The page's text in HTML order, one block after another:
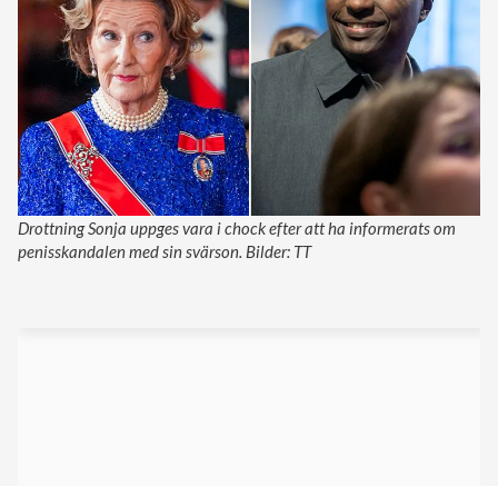
Drottning Sonja uppges vara i chock efter att ha informerats om
penisskandalen med sin svärson. Bilder: TT